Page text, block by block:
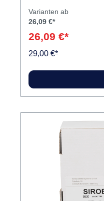
Varianten ab
26,09 €*
26,09 €*
29,00 €*